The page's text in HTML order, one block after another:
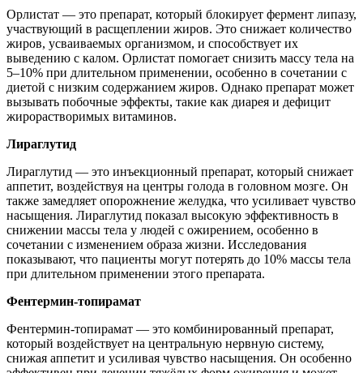
Орлистат — это препарат, который блокирует фермент липазу,
участвующий в расщеплении жиров. Это снижает количество
жиров, усваиваемых организмом, и способствует их
выведению с калом. Орлистат помогает снизить массу тела на
5–10% при длительном применении, особенно в сочетании с
диетой с низким содержанием жиров. Однако препарат может
вызывать побочные эффекты, такие как диарея и дефицит
жирорастворимых витаминов.
Лираглутид
Лираглутид — это инъекционный препарат, который снижает
аппетит, воздействуя на центры голода в головном мозге. Он
также замедляет опорожнение желудка, что усиливает чувство
насыщения. Лираглутид показал высокую эффективность в
снижении массы тела у людей с ожирением, особенно в
сочетании с изменением образа жизни. Исследования
показывают, что пациенты могут потерять до 10% массы тела
при длительном применении этого препарата.
Фентермин-топирамат
Фентермин-топирамат — это комбинированный препарат,
который воздействует на центральную нервную систему,
снижая аппетит и усиливая чувство насыщения. Он особенно